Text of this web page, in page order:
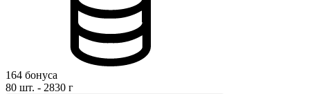
164 бонуса
80 шт. - 2830 г